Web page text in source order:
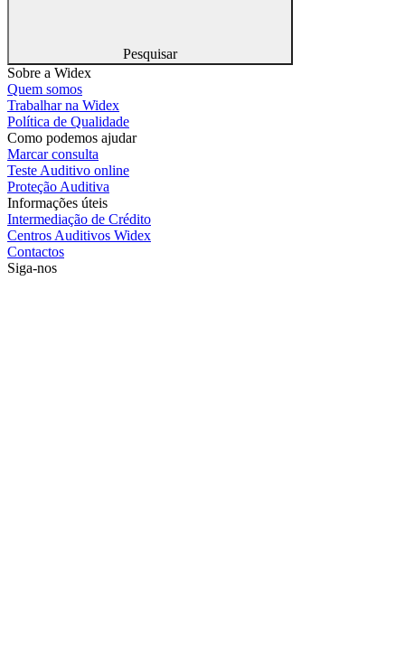
Pesquisar
Sobre a Widex
Quem somos
Trabalhar na Widex
Política de Qualidade
Como podemos ajudar
Marcar consulta
Teste Auditivo online
Proteção Auditiva
Informações úteis
Intermediação de Crédito
Centros Auditivos Widex
Contactos
Siga-nos